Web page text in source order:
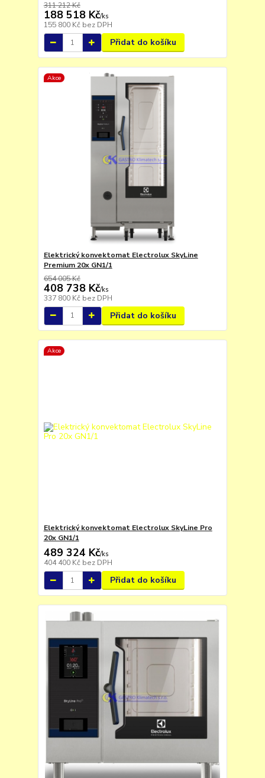
311 212 Kč
188 518 Kč/ks
155 800 Kč bez DPH
Přidat do košíku
Akce
Elektrický konvektomat Electrolux SkyLine
Premium 20x GN1/1
654 005 Kč
408 738 Kč/ks
337 800 Kč bez DPH
Přidat do košíku
Akce
Elektrický konvektomat Electrolux SkyLine Pro
20x GN1/1
489 324 Kč/ks
404 400 Kč bez DPH
Přidat do košíku